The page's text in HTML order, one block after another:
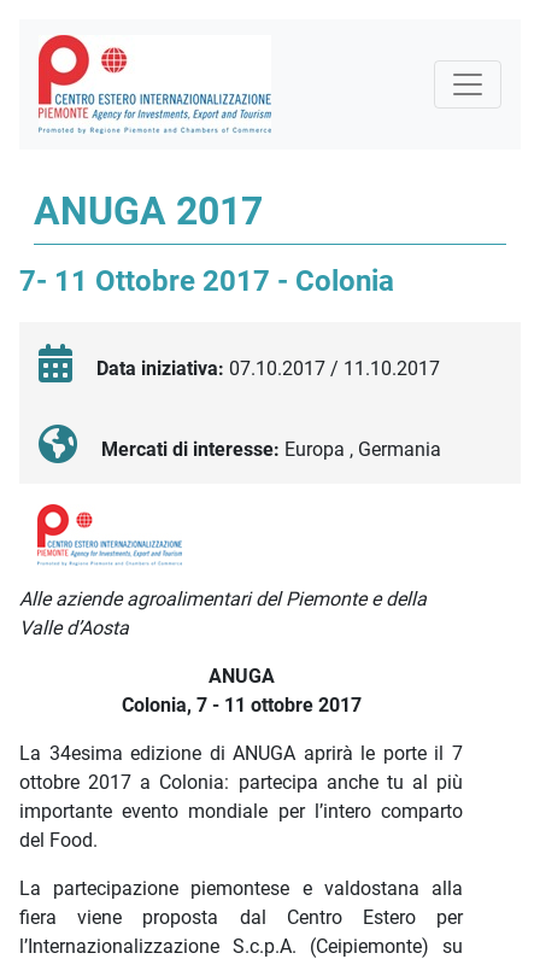
ANUGA 2017
7- 11 Ottobre 2017 - Colonia
Data iniziativa: 07.10.2017 / 11.10.2017
Mercati di interesse: Europa , Germania
Descrizione iniziativa
Alle aziende agroalimentaridel Piemonte e della
Valle d’Aosta
ANUGA
Colonia, 7 - 11 ottobre 2017
La 34esima edizione di ANUGA aprirà le porte il 7
ottobre 2017 a Colonia: partecipa anche tu al più
importante evento mondiale per l’intero comparto
del Food.
La partecipazione piemontese e valdostana alla
fiera viene proposta dal Centro Estero per
l’Internazionalizzazione S.c.p.A. (Ceipiemonte) su